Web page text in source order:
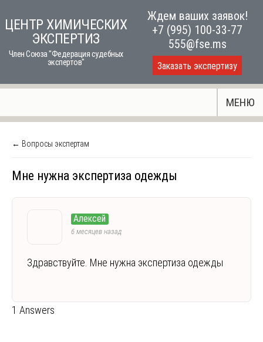
toЦЕНТР ХИМИЧЕСКИХ
ЭКСПЕРТИЗ
Член Союза "Федерация судебных
экспертов"
Ждем ваших заявок!
+7 (995) 100-33-77
555@fse.ms
Заказать экспертизу
МЕНЮ
← Вопросы экспертам
Мне нужна экспертиза одежды
Алексей
6 месяцев назад
Здравствуйте. Мне нужна экспертиза одежды
1 Answers